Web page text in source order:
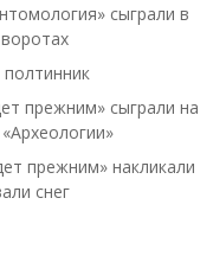
сыграли в
прежним» сыграли на
прежним» накликали
снег